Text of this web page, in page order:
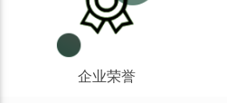
企业荣誉